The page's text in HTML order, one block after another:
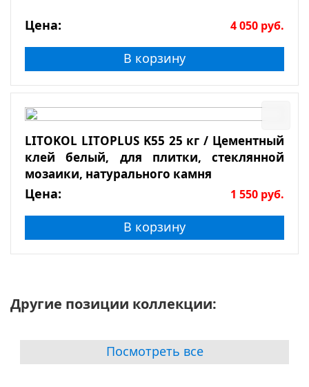
Цена: 4 050 руб.
В корзину
LITOKOL LITOPLUS K55 25 кг / Цементный
клей белый, для плитки, стеклянной
мозаики, натурального камня
Цена: 1 550 руб.
В корзину
Другие позиции коллекции:
Посмотреть все